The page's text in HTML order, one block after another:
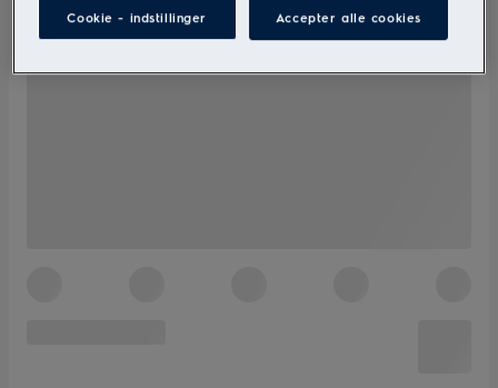
Cookie - indstillinger Accepter alle cookies